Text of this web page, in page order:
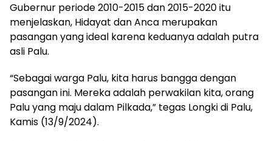
Gubernur periode 2010-2015 dan 2015-2020 itu
menjelaskan, Hidayat dan Anca merupakan
pasangan yang ideal karena keduanya adalah putra
asli Palu.
“Sebagai warga Palu, kita harus bangga dengan
pasangan ini. Mereka adalah perwakilan kita, orang
Palu yang maju dalam Pilkada,” tegas Longki di Palu,
Kamis (13/9/2024).